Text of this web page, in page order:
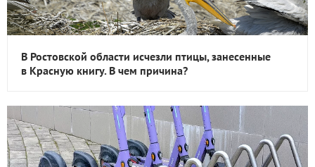
В Ростовской области исчезли птицы, занесенные
в Красную книгу. В чем причина?